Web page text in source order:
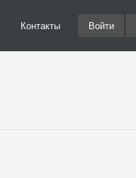
Контакты Войти